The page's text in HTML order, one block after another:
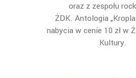
oraz z zespołu
ŻDK. Antologia
nabycia w cenie 10 zł w
Kultury.